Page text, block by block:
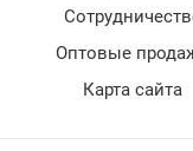
Оптовые
Карта сайта